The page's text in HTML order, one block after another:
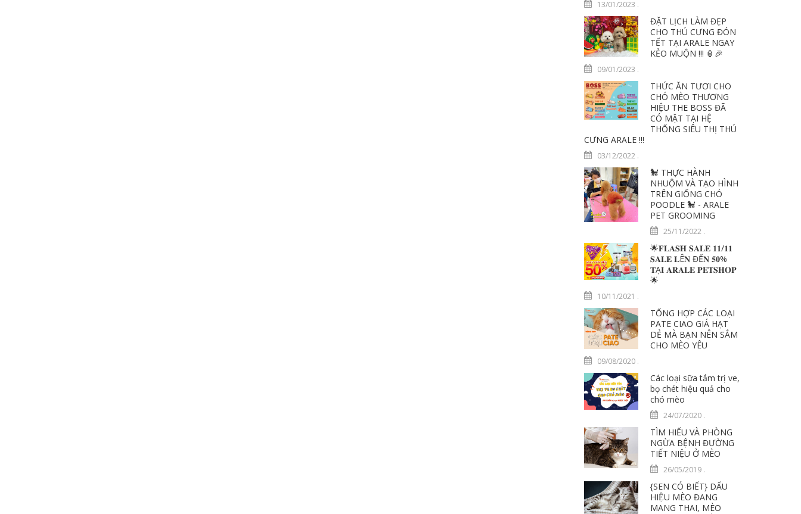
13/01/2023 .
ĐẶT LỊCH LÀM ĐẸP
CHO THÚ CƯNG ĐÓN
TẾT TẠI ARALE NGAY
KẺO MUỘN !!! 🏮️🎉
09/01/2023 .
THỨC ĂN TƯƠI CHO
CHÓ MÈO THƯƠNG
HIỆU THE BOSS ĐÃ
CÓ MẶT TẠI HỆ
THỐNG SIÊU THỊ THÚ
CƯNG ARALE !!!
03/12/2022.
🐩 THỰC HÀNH
NHUỘM VÀ TẠO HÌNH
TRÊN GIỐNG CHÓ
POODLE 🐩 - ARALE
PET GROOMING
25/11/2022 .
🌟𝐅𝐋𝐀𝐒𝐇 𝐒𝐀𝐋𝐄 𝟏𝟏/𝟏𝟏
𝐒𝐀𝐋𝐄 𝐋Ê𝐍 ĐẾ𝐍 𝟓𝟎%
𝐓Ạ𝐈 𝐀𝐑𝐀𝐋𝐄 𝐏𝐄𝐓𝐒𝐇𝐎𝐏
🌟
10/11/2021 .
TỔNG HỢP CÁC LOẠI
PATE CIAO GIÁ HẠT
DẺ MÀ BẠN NÊN SẮM
CHO MÈO YÊU
09/08/2020.
Các loại sữa tắm trị ve,
bọ chét hiệu quả cho
chó mèo
24/07/2020 .
TÌM HIỂU VÀ PHÒNG
NGỪA BỆNH ĐƯỜNG
TIẾT NIỆU Ở MÈO
26/05/2019 .
{SEN CÓ BIẾT} DẤU
HIỆU MÈO ĐANG
MANG THAI, MÈO